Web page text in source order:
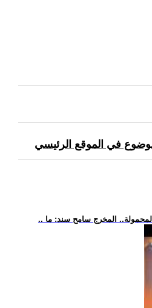
في الموقع الرئيسي
المخرج سامح سند: ما